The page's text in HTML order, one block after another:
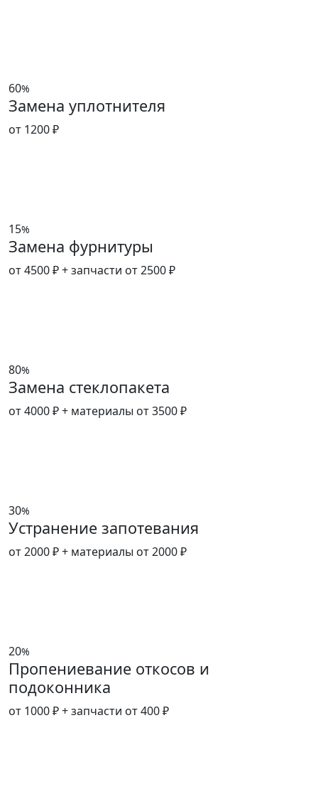
60%
Замена уплотнителя
от 1200 ₽
15%
Замена фурнитуры
от 4500 ₽+ запчасти от 2500 ₽
80%
Замена стеклопакета
от 4000 ₽+ материалы от 3500 ₽
30%
Устранение запотевания
от 2000 ₽+ материалы от 2000 ₽
20%
Пропениевание откосов и
подоконника
от 1000 ₽+ запчасти от 400 ₽